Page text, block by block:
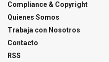
Compliance & Copyright
Quienes Somos
Trabaja con Nosotros
Contacto
RSS